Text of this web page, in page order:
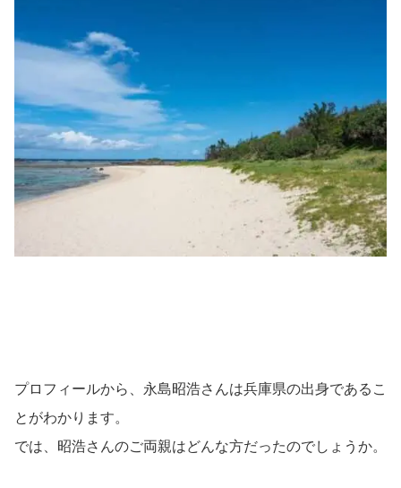
プロフィールから、永島昭浩さんは兵庫県の出身であるこ
とがわかります。
では、昭浩さんのご両親はどんな方だったのでしょうか。